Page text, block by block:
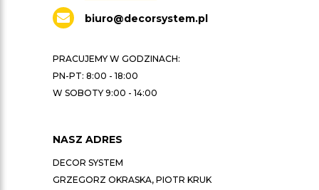
biuro@decorsystem.pl
PRACUJEMY W GODZINACH:
PN-PT: 8:00 - 18:00
W SOBOTY 9:00 - 14:00
NASZ ADRES
DECOR SYSTEM
GRZEGORZ OKRASKA, PIOTR KRUK